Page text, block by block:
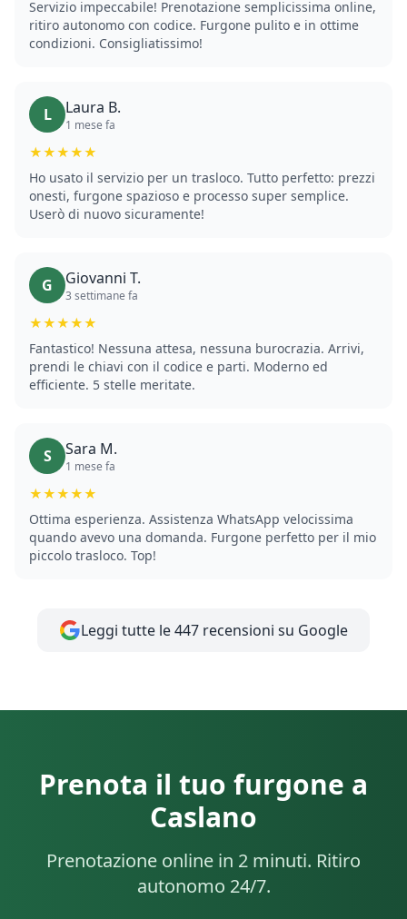
Servizio impeccabile! Prenotazione semplicissima online,
ritiro autonomo con codice. Furgone pulito e in ottime
condizioni. Consigliatissimo!
L Laura B.
1 mese fa
★★★★★
Ho usato il servizio per un trasloco. Tutto perfetto: prezzi
onesti, furgone spazioso e processo super semplice.
Userò di nuovo sicuramente!
G Giovanni T.
3 settimane fa
★★★★★
Fantastico! Nessuna attesa, nessuna burocrazia. Arrivi,
prendi le chiavi con il codice e parti. Moderno ed
efficiente. 5 stelle meritate.
S Sara M.
1 mese fa
★★★★★
Ottima esperienza. Assistenza WhatsApp velocissima
quando avevo una domanda. Furgone perfetto per il mio
piccolo trasloco. Top!
Leggi tutte le 447 recensioni su Google
Prenota il tuo furgone a
Caslano
Prenotazione online in 2 minuti. Ritiro
autonomo 24/7.